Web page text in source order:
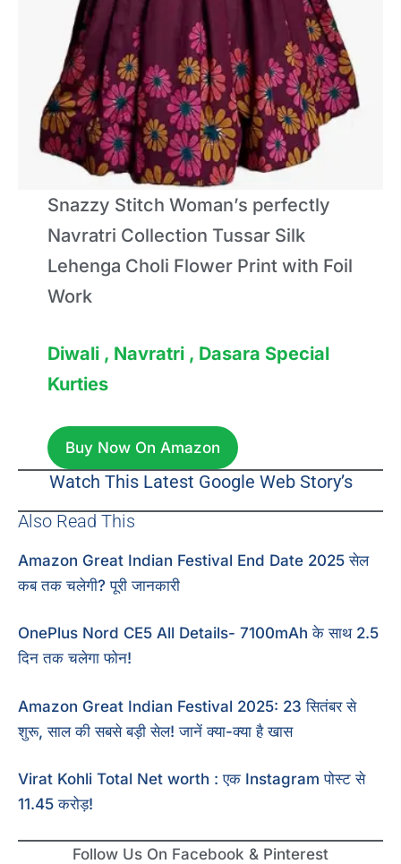
Snazzy Stitch Woman’s perfectly
Navratri Collection Tussar Silk
Lehenga Choli Flower Print with Foil
Work
Diwali , Navratri , Dasara Special
Kurties
Buy Now On Amazon
Watch This Latest Google Web Story’s
Also Read This
Amazon Great Indian Festival End Date 2025 सेल
कब तक चलेगी? पूरी जानकारी
OnePlus Nord CE5 All Details- 7100mAh के साथ 2.5
दिन तक चलेगा फोन!
Amazon Great Indian Festival 2025: 23 सितंबर से
शुरू, साल की सबसे बड़ी सेल! जानें क्या-क्या है खास
Virat Kohli Total Net worth : एक Instagram पोस्ट से
11.45 करोड़!
Follow Us On Facebook & Pinterest